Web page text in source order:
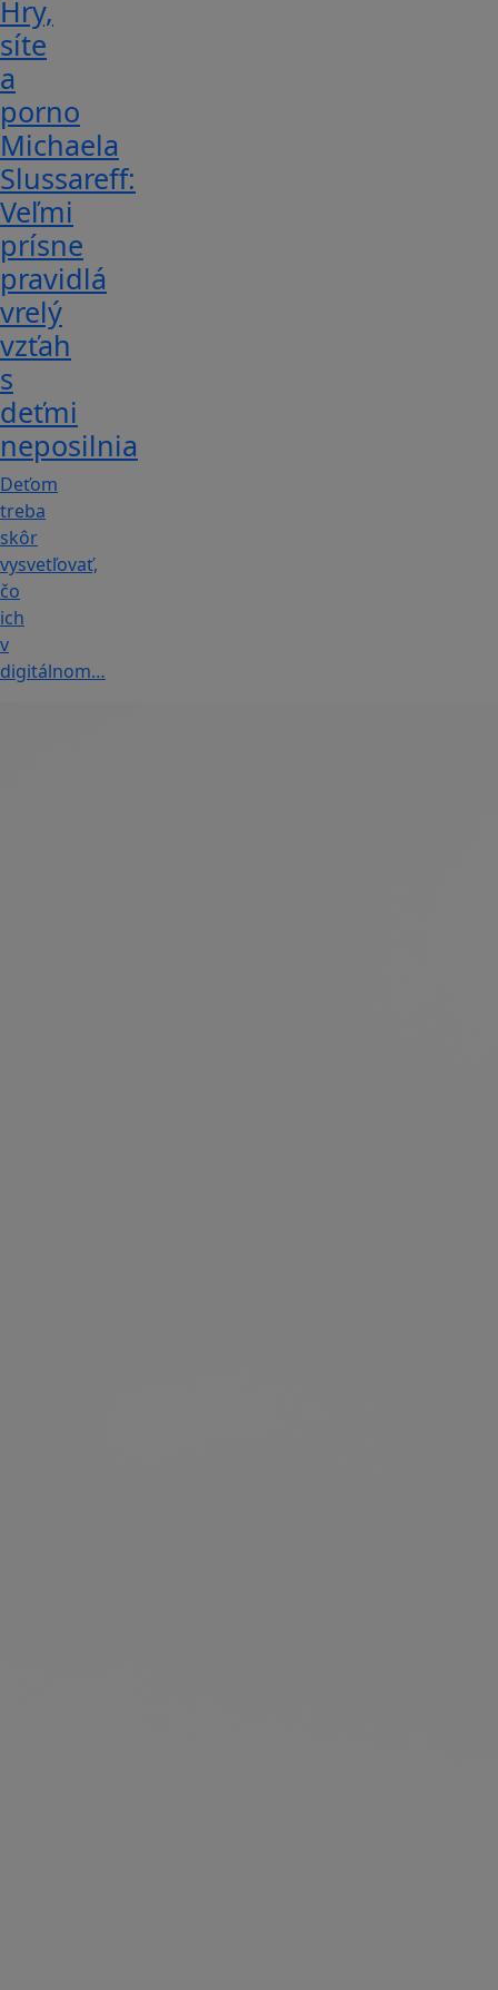
Hry,
síte
a
porno
Michaela
Slussareff:
Veľmi
prísne
pravidlá
vrelý
vzťah
s
deťmi
neposilnia
Deťom
treba
skôr
vysvetľovať,
čo
ich
v
digitálnom…